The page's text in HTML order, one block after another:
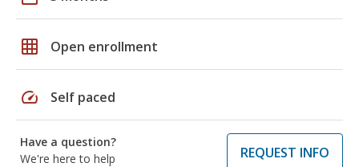
grid_on Open enrollment
speed Self paced
Have a question?
We're here to help
REQUEST INFO